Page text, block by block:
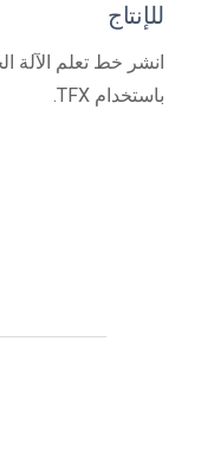
للإنتاج
انشر خط تعلم الآلة
باستخدام TFX.